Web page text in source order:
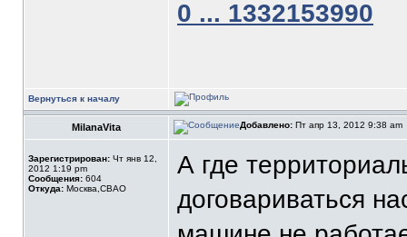
0 ... 1332153990
Вернуться к началу
MilanaVita Добавлено: Пт апр 13, 2012 9:38 am
Зарегистрирован: Чт янв 12,
2012 1:19 pm
Сообщения: 604
Откуда: Москва,СВАО
А где
договариваться